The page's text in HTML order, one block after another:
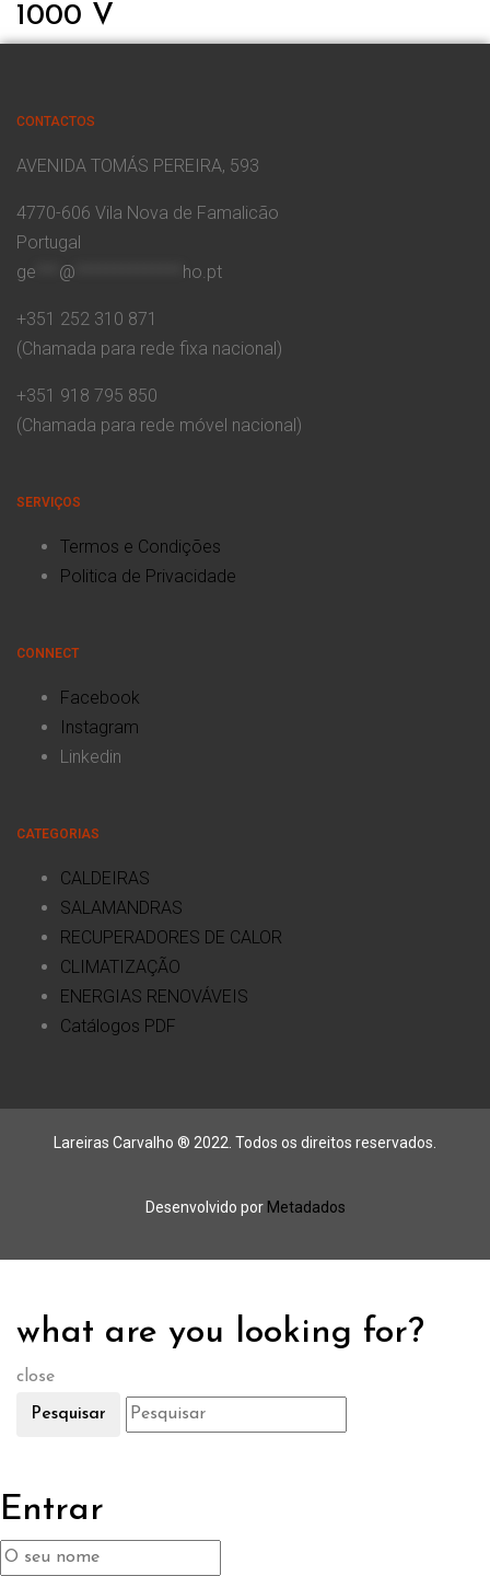
1000 V
CONTACTOS
AVENIDA TOMÁS PEREIRA, 593
4770-606 Vila Nova de Famalicão
Portugal
ge
@ ho.pt
+351 252 310 871
(Chamada para rede fixa nacional)
+351 918 795 850
(Chamada para rede móvel nacional)
SERVIÇOS
Termos e Condições
Politica de Privacidade
CONNECT
Facebook
Instagram
Linkedin
CATEGORIAS
CALDEIRAS
SALAMANDRAS
RECUPERADORES DE CALOR
CLIMATIZAÇÃO
ENERGIAS RENOVÁVEIS
Catálogos PDF
Lareiras Carvalho ® 2022. Todos os direitos reservados.
Desenvolvido por Metadados
what are you looking for?
close
Pesquisar
Entrar